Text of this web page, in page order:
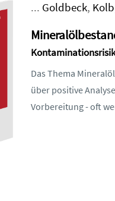
... Goldbeck, Kolb
Das Thema
über positive
Vorbereitung - oft